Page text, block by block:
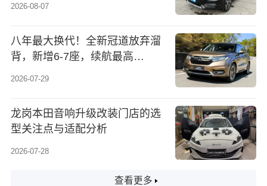
2026-08-07
八年最大换代！全新冠道放弃溜
背，新增6-7座，续航最高
2026-07-29
龙岗本田音响升级改装门店的选
型关注点与适配分析
2026-07-28
查看更多